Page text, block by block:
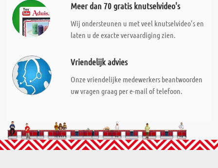
Meer dan 70 gratis knutselvideo's
Wij ondersteunen u met veel knutselvideo's en
laten u de exacte vervaardiging zien.
Vriendelijk advies
Onze vriendelijke medewerkers beantwoorden
uw vragen graag per e-mail of telefoon.